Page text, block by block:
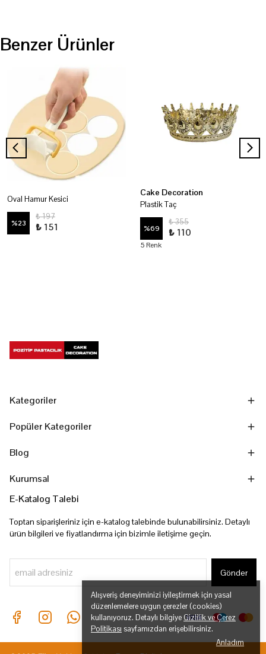
Alışveriş deneyiminizi iyileştirmek için yasal
düzenlemelere uygun çerezler (cookies)
kullanıyoruz. Detaylı bilgiye Gizlilik ve Çerez
Politikası sayfamızdan erişebilirsiniz.
Anladım
Benzer Ürünler
Oval Hamur Kesici
%23
₺ 197
₺ 151
Cake Decoration
Plastik Taç
%69
₺ 355
₺ 110
5 Renk
Kategoriler
Popüler Kategoriler
Blog
Kurumsal
E-Katalog Talebi
Toptan siparişleriniz için e-katalog talebinde bulunabilirsiniz. Detaylı
ürün bilgileri ve fiyatlandırma için bizimle iletişime geçin.
Gönder